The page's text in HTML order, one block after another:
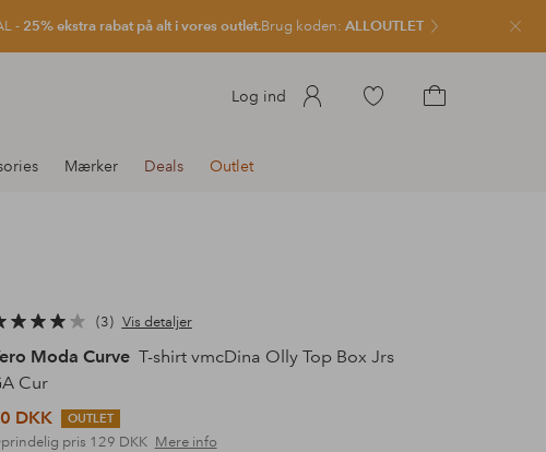
- 25% ekstra rabat på alt i vores outlet.Brug koden: ALLOUTLET Luk
Log ind
Gå
Mærker Deals Outlet
3
Vis detaljer
Moda Curve T-shirt vmcDina Olly Top Box Jrs
Cur
DKK
OUTLET
pris 129 DKK Mere info